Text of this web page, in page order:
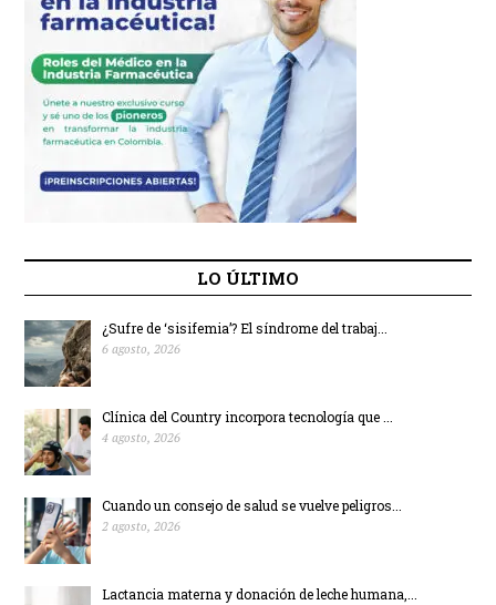
LO ÚLTIMO
¿Sufre de ‘sisifemia’? El síndrome del trabaj...
6 agosto, 2026
Clínica del Country incorpora tecnología que ...
4 agosto, 2026
Cuando un consejo de salud se vuelve peligros...
2 agosto, 2026
Lactancia materna y donación de leche humana,...